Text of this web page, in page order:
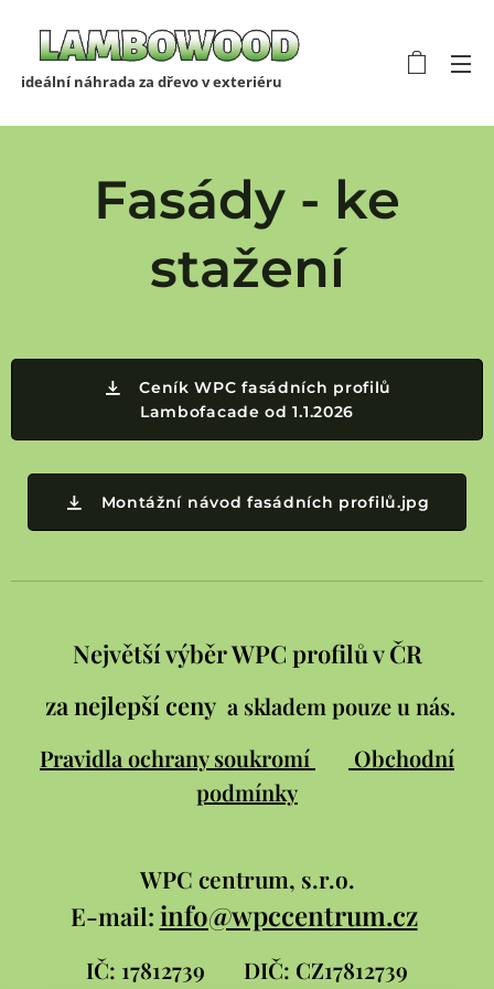
ideální náhrada za dřevo v exteriéru
Fasády - ke
stažení
Ceník WPC fasádních profilů
Lambofacade od 1.1.2026
Montážní návod fasádních profilů.jpg
Největší výběr WPC profilů v ČR
za nejlepší ceny a skladem pouze u nás.
Pravidla ochrany soukromí
Obchodní
podmínky
WPC centrum, s.r.o.
E-mail: info@wpccentrum.cz
IČ: 17812739 DIČ: CZ17812739